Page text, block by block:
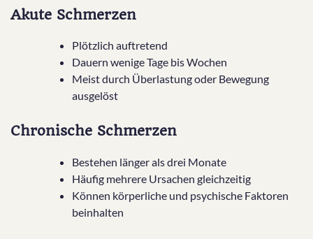
Akute Schmerzen
Plötzlich auftretend
Dauern wenige Tage bis Wochen
Meist durch Überlastung oder Bewegung
ausgelöst
Chronische Schmerzen
Bestehen länger als drei Monate
Häufig mehrere Ursachen gleichzeitig
Können körperliche und psychische Faktoren
beinhalten